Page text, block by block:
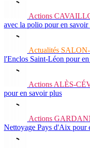
Actions
avec la polio pour en savoir
Actualités
l'Enclos Saint-Léon pour
Actions ALÈS-
pour en savoir plus
Actions
Nettoyage Pays d'Aix pour